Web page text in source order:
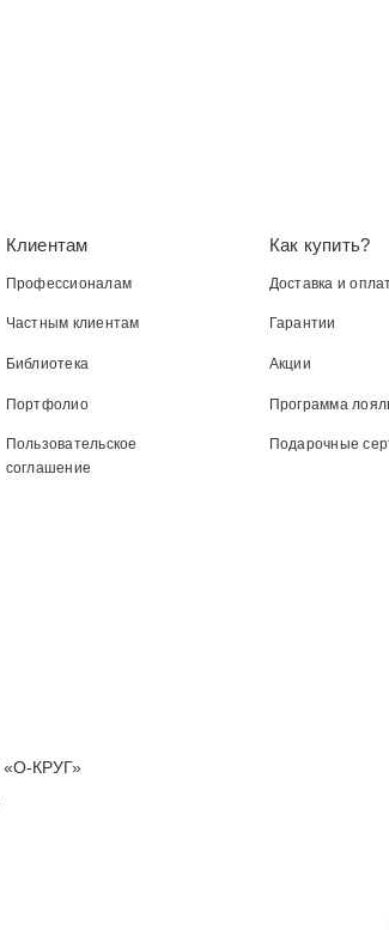
Клиентам
Профессионалам
Частным клиентам
Библиотека
Портфолио
Пользовательское
соглашение
Как купить?
Доставка и
Гарантии
Акции
Программа
Подарочные
«О-КРУГ»